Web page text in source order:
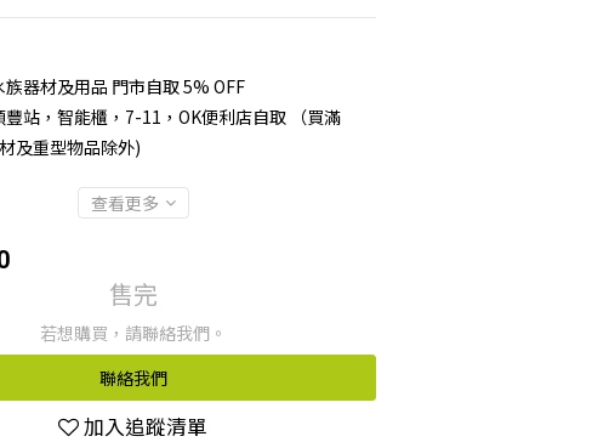
器材及用品 門市自取 5% OFF
豐站，智能櫃，7-11，OK便利店自取 （買滿
及重型物品除外)
查看更多
售完
若想購買，請聯絡我們。
聯絡我們
加入追蹤清單